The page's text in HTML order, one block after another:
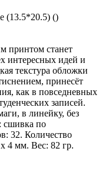
(13.5*20.5) ()
принтом станет
интересных идей и
текстура обложки
принесёт
как в повседневных
записей.
в линейку, без
сшивка по
32. Количество
4 мм. Вес: 82 гр.